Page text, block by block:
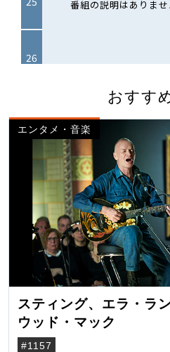
おすす
エンタメ・音楽
スティング、エラ・ラ
ウッド・マック
#1157